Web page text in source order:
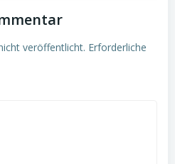
veröffentlicht. Erforderliche